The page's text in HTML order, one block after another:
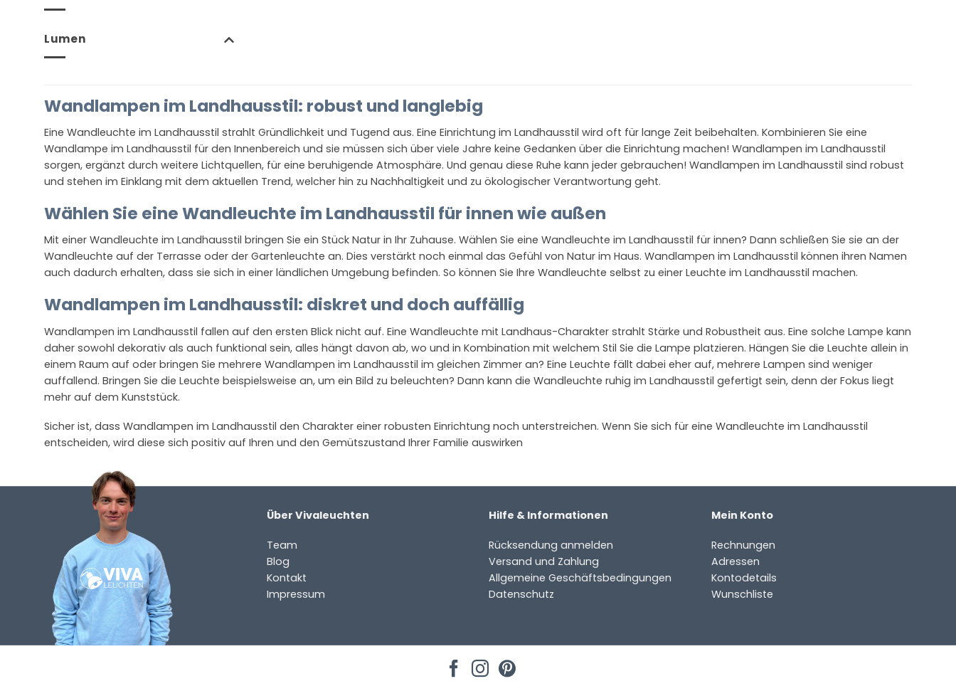
Lumen
Wandlampen im Landhausstil: robust und langlebig
Eine Wandleuchte im Landhausstil strahlt Gründlichkeit und Tugend aus. Eine Einrichtung im Landhausstil wird oft für lange Zeit beibehalten. Kombinieren Sie eine
Wandlampe im Landhausstil für den Innenbereich und sie müssen sich über viele Jahre keine Gedanken über die Einrichtung machen! Wandlampen im Landhausstil
sorgen, ergänzt durch weitere Lichtquellen, für eine beruhigende Atmosphäre. Und genau diese Ruhe kann jeder gebrauchen! Wandlampen im Landhausstil sind robust
und stehen im Einklang mit dem aktuellen Trend, welcher hin zu Nachhaltigkeit und zu ökologischer Verantwortung geht.
Wählen Sie eine Wandleuchte im Landhausstil für innen wie außen
Mit einer Wandleuchte im Landhausstil bringen Sie ein Stück Natur in Ihr Zuhause. Wählen Sie eine Wandleuchte im Landhausstil für innen? Dann schließen Sie sie an der
Wandleuchte auf der Terrasse oder der Gartenleuchte an. Dies verstärkt noch einmal das Gefühl von Natur im Haus. Wandlampen im Landhausstil können ihren Namen
auch dadurch erhalten, dass sie sich in einer ländlichen Umgebung befinden. So können Sie Ihre Wandleuchte selbst zu einer Leuchte im Landhausstil machen.
Wandlampen im Landhausstil: diskret und doch auffällig
Wandlampen im Landhausstil fallen auf den ersten Blick nicht auf. Eine Wandleuchte mit Landhaus-Charakter strahlt Stärke und Robustheit aus. Eine solche Lampe kann
daher sowohl dekorativ als auch funktional sein, alles hängt davon ab, wo und in Kombination mit welchem Stil Sie die Lampe platzieren. Hängen Sie die Leuchte allein in
einem Raum auf oder bringen Sie mehrere Wandlampen im Landhausstil im gleichen Zimmer an? Eine Leuchte fällt dabei eher auf, mehrere Lampen sind weniger
auffallend. Bringen Sie die Leuchte beispielsweise an, um ein Bild zu beleuchten? Dann kann die Wandleuchte ruhig im Landhausstil gefertigt sein, denn der Fokus liegt
mehr auf dem Kunststück.
Sicher ist, dass Wandlampen im Landhausstil den Charakter einer robusten Einrichtung noch unterstreichen. Wenn Sie sich für eine Wandleuchte im Landhausstil
entscheiden, wird diese sich positiv auf Ihren und den Gemütszustand Ihrer Familie auswirken
Über Vivaleuchten
Team
Blog
Kontakt
Impressum
Hilfe & Informationen
Rücksendung anmelden
Versand und Zahlung
Allgemeine Geschäftsbedingungen
Datenschutz
Mein Konto
Rechnungen
Adressen
Kontodetails
Wunschliste